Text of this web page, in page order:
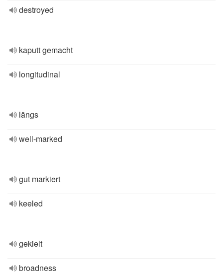
destroyed
kaputt gemacht
longitudinal
längs
well-marked
gut markiert
keeled
gekielt
broadness